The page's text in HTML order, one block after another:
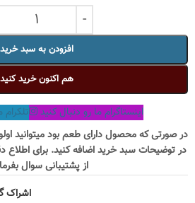
افزودن به سبد خرید
هم اکنون خرید کنید
اینستاگرام ما رو دنبال کنید
تلکرام
در صورتی که محصول دارای طعم بود میتوانید
در توضیحات سبد خرید اضافه کنید. برای
از پشتیبانی سوال
اشراک